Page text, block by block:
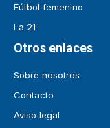
Fútbol femenino
La 21
Otros enlaces
Sobre nosotros
Contacto
Aviso legal